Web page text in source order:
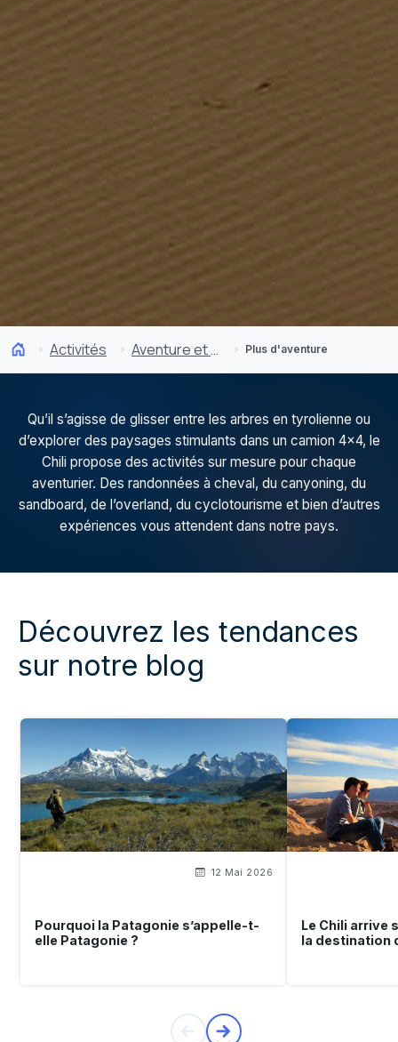
Activités Aventure et sport Plus d'aventure
Qu’il s’agisse de glisser entre les arbres en tyrolienne ou
d’explorer des paysages stimulants dans un camion 4×4, le
Chili propose des activités sur mesure pour chaque
aventurier. Des randonnées à cheval, du canyoning, du
sandboard, de l’overland, du cyclotourisme et bien d’autres
expériences vous attendent dans notre pays.
Découvrez les tendances
sur notre blog
12 Mai 2026
Pourquoi la Patagonie s’appelle-t-
elle Patagonie ?
Le Chili arrive
la destination